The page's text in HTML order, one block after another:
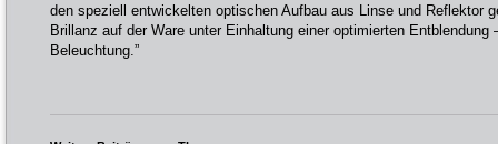
den speziell entwickelten optischen Aufbau aus Linse und Reflektor
Brillanz auf der Ware unter Einhaltung einer optimierten Entblendung
Beleuchtung.”